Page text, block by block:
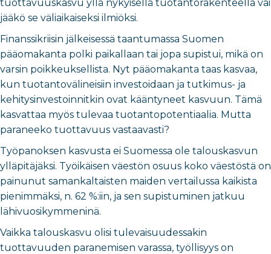
tuottavuuskasvu yllä nykyisellä tuotantorakenteella vai
jääkö se väliaikaiseksi ilmiöksi.
Finanssikriisin jälkeisessä taantumassa Suomen
pääomakanta polki paikallaan tai jopa supistui, mikä on
varsin poikkeuksellista. Nyt pääomakanta taas kasvaa,
kun tuotantovälineisiin investoidaan ja tutkimus- ja
kehitysinvestoinnitkin ovat kääntyneet kasvuun. Tämä
kasvattaa myös tulevaa tuotantopotentiaalia. Mutta
paraneeko tuottavuus vastaavasti?
Työpanoksen kasvusta ei Suomessa ole talouskasvun
ylläpitäjäksi. Työikäisen väestön osuus koko väestöstä on
painunut samankaltaisten maiden vertailussa kaikista
pienimmäksi, n. 62 %:iin, ja sen supistuminen jatkuu
lähivuosikymmeninä.
Vaikka talouskasvu olisi tulevaisuudessakin
tuottavuuden paranemisen varassa, työllisyys on